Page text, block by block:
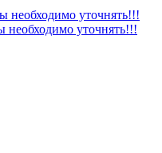
необходимо уточнять!!!
необходимо уточнять!!!